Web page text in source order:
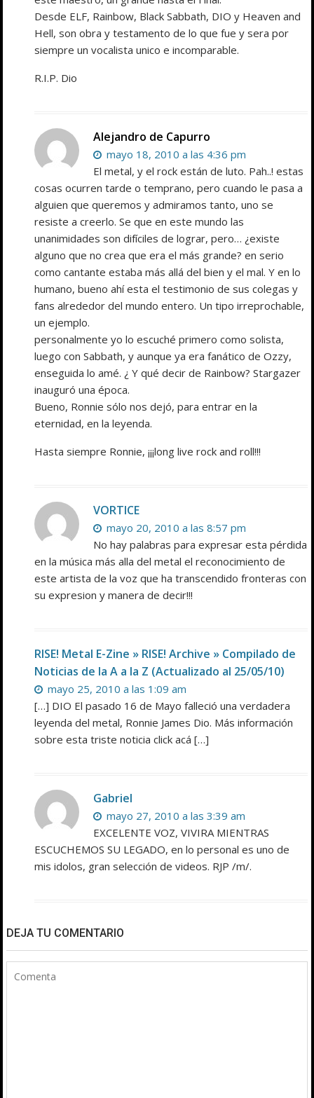
Desde ELF, Rainbow, Black Sabbath, DIO y Heaven and
Hell, son obra y testamento de lo que fue y sera por
siempre un vocalista unico e incomparable.
R.I.P. Dio
Alejandro de Capurro
mayo 18, 2010 a las 4:36 pm
El metal, y el rock están de luto. Pah..! estas
cosas ocurren tarde o temprano, pero cuando le pasa a
alguien que queremos y admiramos tanto, uno se
resiste a creerlo. Se que en este mundo las
unanimidades son difíciles de lograr, pero… ¿existe
alguno que no crea que era el más grande? en serio
como cantante estaba más allá del bien y el mal. Y en lo
humano, bueno ahí esta el testimonio de sus colegas y
fans alrededor del mundo entero. Un tipo irreprochable,
un ejemplo.
personalmente yo lo escuché primero como solista,
luego con Sabbath, y aunque ya era fanático de Ozzy,
enseguida lo amé. ¿ Y qué decir de Rainbow? Stargazer
inauguró una época.
Bueno, Ronnie sólo nos dejó, para entrar en la
eternidad, en la leyenda.
Hasta siempre Ronnie, ¡¡¡long live rock and roll!!!
VORTICE
mayo 20, 2010 a las 8:57 pm
No hay palabras para expresar esta pérdida
en la música más alla del metal el reconocimiento de
este artista de la voz que ha transcendido fronteras con
su expresion y manera de decir!!!
RISE! Metal E-Zine » RISE! Archive » Compilado de
Noticias de la A a la Z (Actualizado al 25/05/10)
mayo 25, 2010 a las 1:09 am
[…] DIO El pasado 16 de Mayo falleció una verdadera
leyenda del metal, Ronnie James Dio. Más información
sobre esta triste noticia click acá […]
Gabriel
mayo 27, 2010 a las 3:39 am
EXCELENTE VOZ, VIVIRA MIENTRAS
ESCUCHEMOS SU LEGADO, en lo personal es uno de
mis idolos, gran selección de videos. RJP /m/.
DEJA TU COMENTARIO